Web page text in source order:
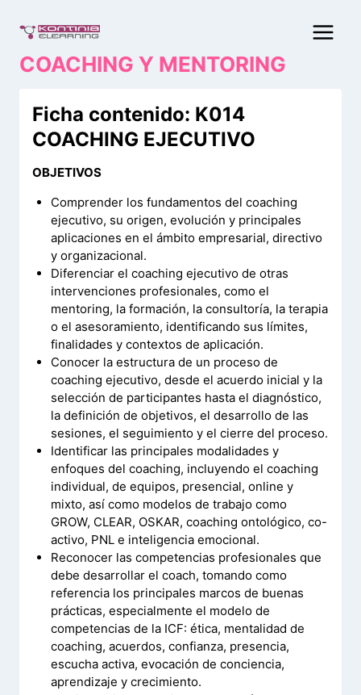
contenido
COACHING Y MENTORING
Ficha contenido: K014
COACHING EJECUTIVO
OBJETIVOS
Comprender los fundamentos del coaching
ejecutivo, su origen, evolución y principales
aplicaciones en el ámbito empresarial, directivo
y organizacional.
Diferenciar el coaching ejecutivo de otras
intervenciones profesionales, como el
mentoring, la formación, la consultoría, la terapia
o el asesoramiento, identificando sus límites,
finalidades y contextos de aplicación.
Conocer la estructura de un proceso de
coaching ejecutivo, desde el acuerdo inicial y la
selección de participantes hasta el diagnóstico,
la definición de objetivos, el desarrollo de las
sesiones, el seguimiento y el cierre del proceso.
Identificar las principales modalidades y
enfoques del coaching, incluyendo el coaching
individual, de equipos, presencial, online y
mixto, así como modelos de trabajo como
GROW, CLEAR, OSKAR, coaching ontológico, co-
activo, PNL e inteligencia emocional.
Reconocer las competencias profesionales que
debe desarrollar el coach, tomando como
referencia los principales marcos de buenas
prácticas, especialmente el modelo de
competencias de la ICF: ética, mentalidad de
coaching, acuerdos, confianza, presencia,
escucha activa, evocación de conciencia,
aprendizaje y crecimiento.